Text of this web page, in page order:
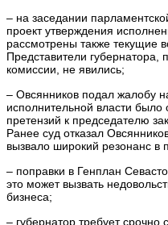
– на заседании
проект утверждения
рассмотрены также текущие
Представители
комиссии, не явились;
– Овсянников подал жалобу
исполнительной власти было
претензий к председателю
Ранее суд отказал
вызвало широкий резонанс в
– поправки в Генплан
это может вызвать
бизнеса;
– губернатор требует срочно